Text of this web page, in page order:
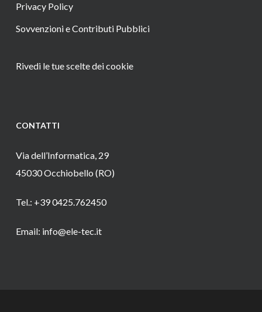
Privacy Policy
Sovvenzioni e Contributi Pubblici
Rivedi le tue scelte dei cookie
CONTATTI
Via dell’Informatica, 29
45030 Occhiobello (RO)
Tel.: +39 0425.762450
Email: info@ele-tec.it